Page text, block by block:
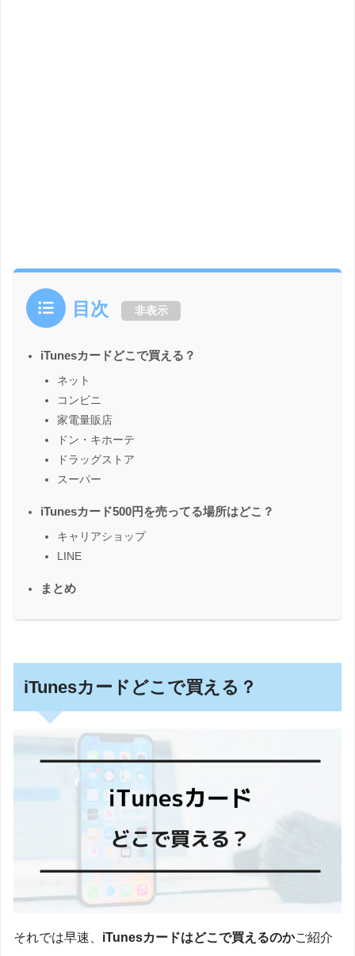
目次 非表示
iTunesカードどこで買える？
ネット
コンビニ
家電量販店
ドン・キホーテ
ドラッグストア
スーパー
iTunesカード500円を売ってる場所はどこ？
キャリアショップ
LINE
まとめ
iTunesカードどこで買える？
それでは早速、 iTunesカードはどこで買えるのかご紹介